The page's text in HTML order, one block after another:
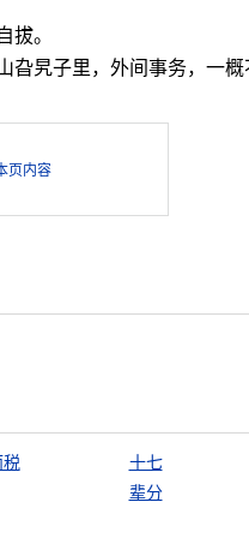
。
旮旯子里，外间事务，一概
页内容
十七
辈分